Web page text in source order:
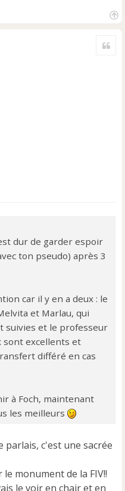
dur de garder espoir
ton pseudo) après 3
car il y en a deux : le
et Marlau, qui
suivies et le professeur
sont excellents et
différé en cas
à Foch, maintenant
les meilleurs
parlais, c'est une sacrée
monument de la FIV!!
le voir en chair et en